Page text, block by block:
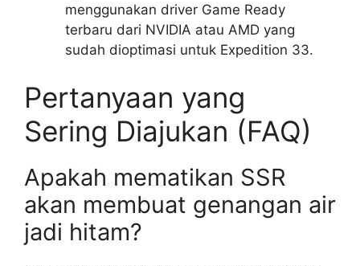
menggunakan driver Game Ready
terbaru dari NVIDIA atau AMD yang
sudah dioptimasi untuk Expedition 33.
Pertanyaan yang
Sering Diajukan (FAQ)
Apakah mematikan SSR
akan membuat genangan air
jadi hitam?